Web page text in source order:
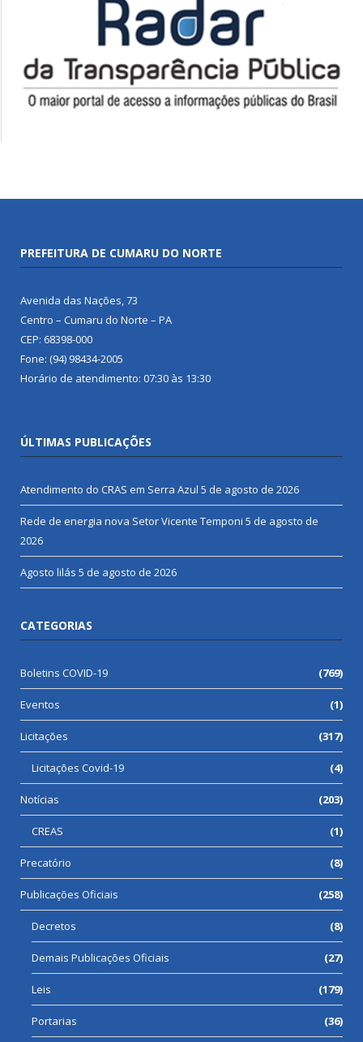
PREFEITURA DE CUMARU DO NORTE
Avenida das Nações, 73
Centro – Cumaru do Norte – PA
CEP: 68398-000
Fone: (94) 98434-2005
Horário de atendimento: 07:30 às 13:30
ÚLTIMAS PUBLICAÇÕES
Atendimento do CRAS em Serra Azul 5 de agosto de 2026
Rede de energia nova Setor Vicente Temponi 5 de agosto de
2026
Agosto lilás 5 de agosto de 2026
CATEGORIAS
Boletins COVID-19 (769)
Eventos (1)
Licitações (317)
Licitações Covid-19 (4)
Notícias (203)
CREAS (1)
Precatório (8)
Publicações Oficiais (258)
Decretos (8)
Demais Publicações Oficiais (27)
Leis (179)
Portarias (36)